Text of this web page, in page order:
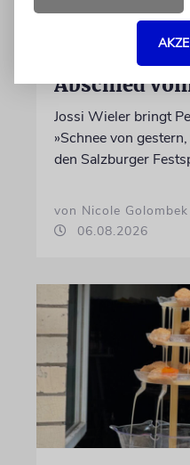
Abschied
Jossi Wieler bringt
»Schnee von
den Salzburger
von Nicole Golombek
06.08.2026